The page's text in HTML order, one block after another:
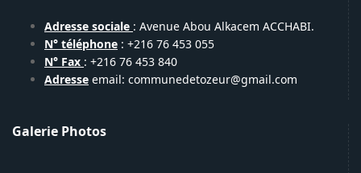
Adresse sociale : Avenue Abou Alkacem ACCHABI.
N° téléphone : +216 76 453 055
N° Fax : +216 76 453 840
Adresse email: communedetozeur@gmail.com
Galerie Photos